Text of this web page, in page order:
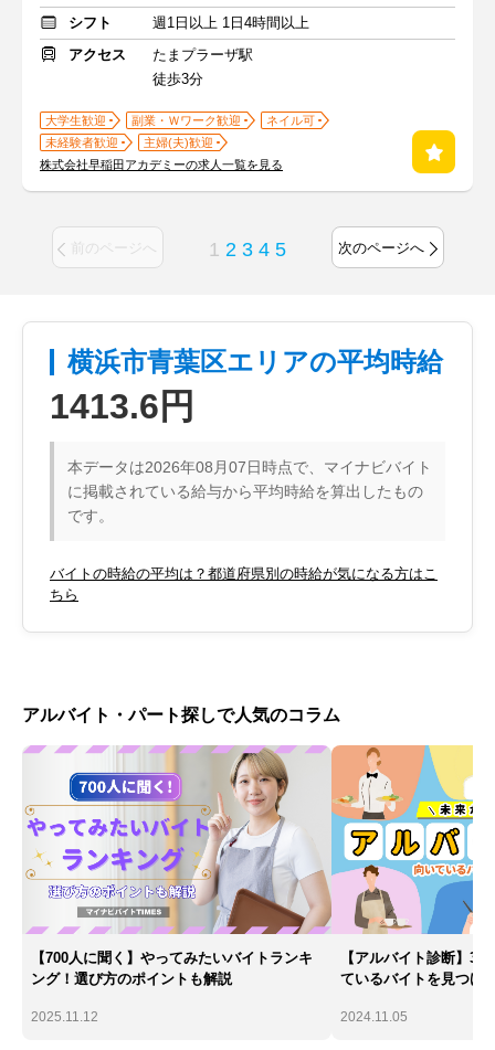
シフト
週1日以上 1日4時間以上
アクセス
たまプラーザ駅
徒歩3分
大学生歓迎 副業・Ｗワーク歓迎
ネイル可
未経験者歓迎
主婦(夫)歓迎
株式会社早稲田アカデミーの求人一覧を見る
前のページへ 1 2 3 4 5 次のページへ
横浜市青葉区エリアの平均時給
1413.6円
本データは2026年08月07日時点で、マイナビバイト
に掲載されている給与から平均時給を算出したもの
です。
バイトの時給の平均は？都道府県別の時給が気になる方はこ
ちら
アルバイト・パート探しで人気のコラム
【700人に聞く】やってみたいバイトランキ
ング！選び方のポイントも解説
2025.11.12
【アルバイト診断】
ているバイトを見つけ
2024.11.05